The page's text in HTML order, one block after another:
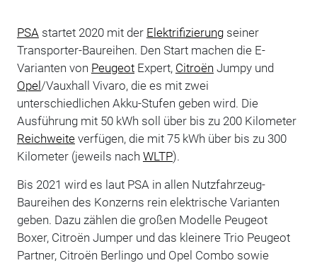
PSA startet 2020 mit der Elektrifizierungseiner
Transporter-Baureihen. Den Start machen die E-
Varianten von PeugeotExpert, Citroën Jumpy und
Opel/Vauxhall Vivaro, die es mit zwei
unterschiedlichen Akku-Stufen geben wird. Die
Ausführung mit 50 kWh soll über bis zu 200 Kilometer
Reichweiteverfügen, die mit 75 kWh über bis zu 300
Kilometer (jeweils nach WLTP).
Bis 2021 wird es laut PSA in allen Nutzfahrzeug-
Baureihen des Konzerns rein elektrische Varianten
geben. Dazu zählen die großen Modelle Peugeot
Boxer, Citroën Jumper und das kleinere Trio Peugeot
Partner, Citroën Berlingo und Opel Combo sowie